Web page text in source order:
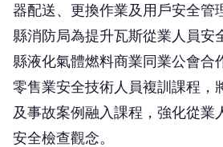
器配送、更換作業及用戶安全管
縣消防局為提升瓦斯從業人員安
縣液化氣體燃料商業同業公會合
零售業安全技術人員複訓課程，
及事故案例融入課程，強化從業
安全檢查觀念。